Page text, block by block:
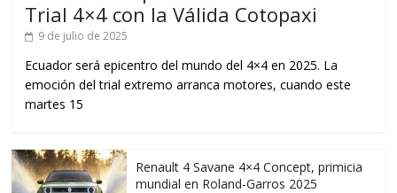
Trial 4×4 con la Válida Cotopaxi
9 de julio de 2025
Ecuador será epicentro del mundo del 4×4 en 2025. La
emoción del trial extremo arranca motores, cuando este
martes 15
Renault 4 Savane 4×4 Concept, primicia
mundial en Roland-Garros 2025